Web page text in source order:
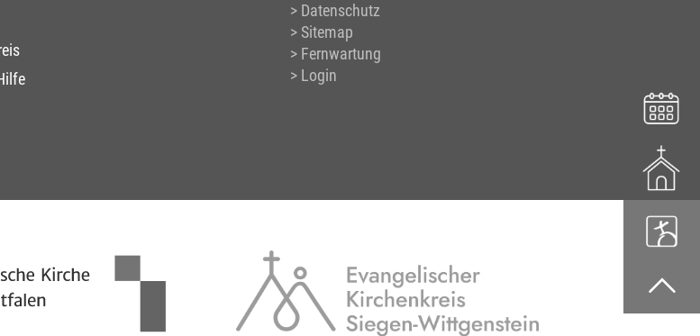
Datenschutz
Sitemap
Fernwartung
Login